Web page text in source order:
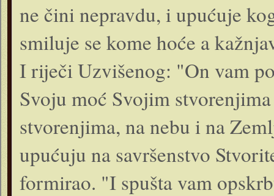
ne čini nepravdu, i upućuje
smiluje se kome hoće a
I riječi Uzvišenog: "On vam
Svoju moć Svojim
stvorenjima, na nebu i na
upućuju na savršenstvo
formirao. "I spušta vam